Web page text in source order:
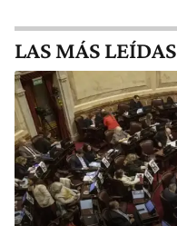
LAS MÁS LEÍDAS